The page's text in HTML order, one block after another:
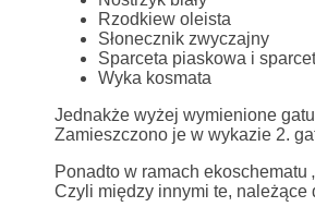
Rzodkiew oleista
Słonecznik zwyczajny
Sparceta piaskowa i
Wyka kosmata
Jednakże wyżej wymienione
Zamieszczono je w wykazie 2.
Ponadto w ramach
Czyli między innymi te,